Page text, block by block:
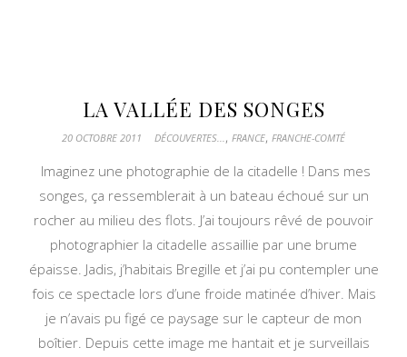
LA VALLÉE DES SONGES
20 OCTOBRE 2011 DÉCOUVERTES..., FRANCE, FRANCHE-COMTÉ
Imaginez une photographie de la citadelle ! Dans mes
songes, ça ressemblerait à un bateau échoué sur un
rocher au milieu des flots. J’ai toujours rêvé de pouvoir
photographier la citadelle assaillie par une brume
épaisse. Jadis, j’habitais Bregille et j’ai pu contempler une
fois ce spectacle lors d’une froide matinée d’hiver. Mais
je n’avais pu figé ce paysage sur le capteur de mon
boîtier. Depuis cette image me hantait et je surveillais